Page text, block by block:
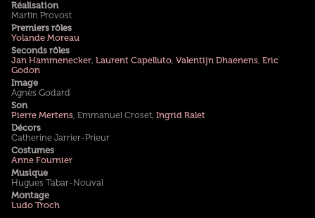
Réalisation
Martin Provost
Premiers rôles
Yolande Moreau
Seconds rôles
Jan Hammenecker, Laurent Capelluto, Valentijn Dhaenens, Eric
Godon
Image
Agnès Godard
Son
Pierre Mertens, Emmanuel Croset, Ingrid Ralet
Décors
Catherine Jarrier-Prieur
Costumes
Anne Fournier
Musique
Hugues Tabar-Nouval
Montage
Ludo Troch